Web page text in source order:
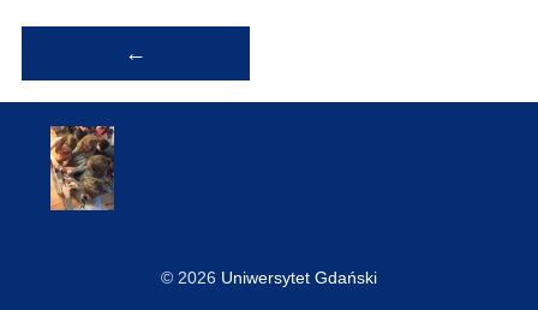
wpisu
←
© 2026 Uniwersytet Gdański